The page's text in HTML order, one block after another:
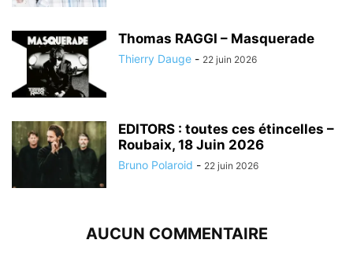
Thomas RAGGI – Masquerade
Thierry Dauge - 22 juin 2026
EDITORS : toutes ces étincelles –
Roubaix, 18 Juin 2026
Bruno Polaroid - 22 juin 2026
AUCUN COMMENTAIRE